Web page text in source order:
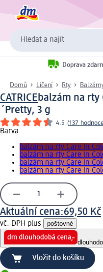
Hledat a najít
Doprava
Domů Líčení Rty
CATRICEbalzám na rty
´Pretty, 3 g
4.5 (137
Barva
balzám na rty Care In
balzám na rty Care In
balzám na rty Care In
balzám na rty Care In
Aktuální cena:69,50 Kč
vč. DPH plus poštovné
Vložit do košíku